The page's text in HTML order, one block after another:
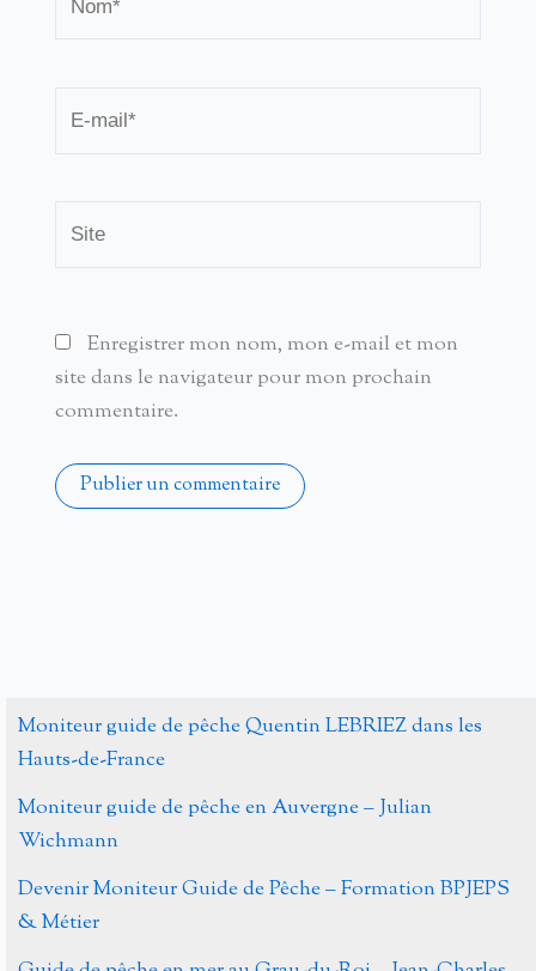
mail*
Enregistrer mon nom, mon e-mail et mon
site dans le navigateur pour mon prochain
commentaire.
Moniteur guide de pêche Quentin LEBRIEZ dans les
Hauts-de-France
Moniteur guide de pêche en Auvergne – Julian
Wichmann
Devenir Moniteur Guide de Pêche – Formation BPJEPS
& Métier